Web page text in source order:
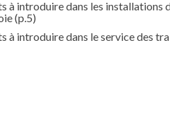
à introduire dans les installations
(p.5)
à introduire dans le service des